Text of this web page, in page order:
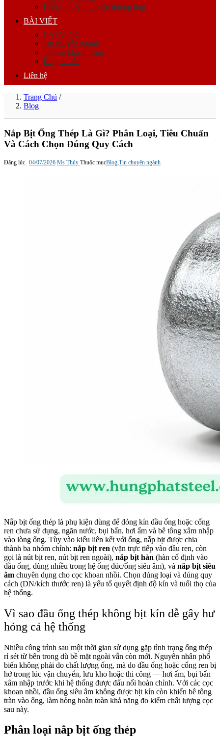
Khớp nối & phụ kiện đường ống
BÀI VIẾT
CATALOG
Tin chuyên ngành
Tư vấn khách hàng
Blog tin tức
Liên hệ
Trang Chủ /
Blog
Nắp Bịt Ống Thép Là Gì? Phân Loại, Tiêu Chuẩn
Và Cách Chọn Đúng Quy Cách
Đăng lúc 04/07/2026 Ms Thúy Thuộc mụcBlog Tin chuyên ngành
Nắp bịt ống thép là phụ kiện dùng để đóng kín đầu ống hoặc cổng
ren chưa sử dụng, ngăn nước, bụi bẩn, hơi ẩm và bê tông xâm nhập
vào lòng ống. Tùy vào kiểu liên kết với ống, nắp bịt được chia
thành ba nhóm chính: nắp bịt ren (vặn trực tiếp vào đầu ren, còn
gọi là nút bịt ren, nút bịt ren ngoài), nắp bịt hàn (hàn cố định vào
đầu ống, dùng nhiều trong hệ ống đúc/ống siêu âm), và nắp bịt siêu
âm chuyên dụng cho cọc khoan nhồi. Chọn đúng loại và đúng quy
cách (DN/kích thước ren) là yếu tố quyết định độ kín và tuổi thọ của
hệ thống.
Vì sao đầu ống thép không bịt kín dễ gây hư
hỏng cả hệ thống
Nhiều công trình sau một thời gian sử dụng gặp tình trạng ống thép
rỉ sét từ bên trong dù bề mặt ngoài vẫn còn mới. Nguyên nhân phổ
biến không phải do chất lượng ống, mà do đầu ống hoặc cổng ren bị
hở trong lúc vận chuyển, lưu kho hoặc thi công — hơi ẩm, bụi bẩn
xâm nhập trước khi hệ thống được đấu nối hoàn chỉnh. Với các cọc
khoan nhồi, đầu ống siêu âm không được bịt kín còn khiến bê tông
tràn vào ống, làm hỏng hoàn toàn khả năng đo kiểm chất lượng cọc
sau này.
Phân loại nắp bịt ống thép